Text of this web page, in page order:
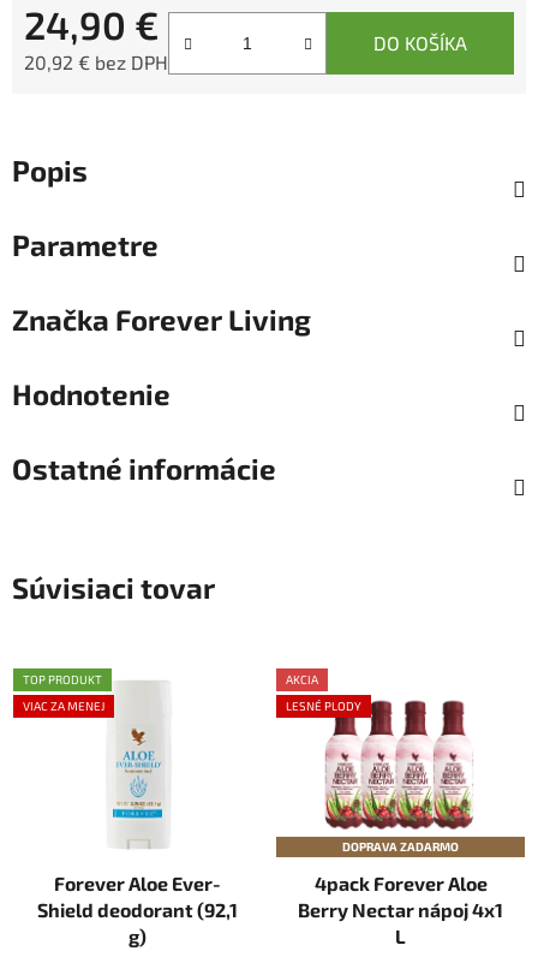
24,90 €
20,92 € bez DPH
DO KOŠÍKA
Popis
Parametre
Značka Forever Living
Hodnotenie
Ostatné informácie
Súvisiaci tovar
TOP PRODUKT
VIAC ZA MENEJ
Forever Aloe Ever-
Shield deodorant (92,1
g)
AKCIA
LESNÉ PLODY
DOPRAVA ZADARMO
4pack Forever Aloe
Berry Nectar nápoj 4x1
L